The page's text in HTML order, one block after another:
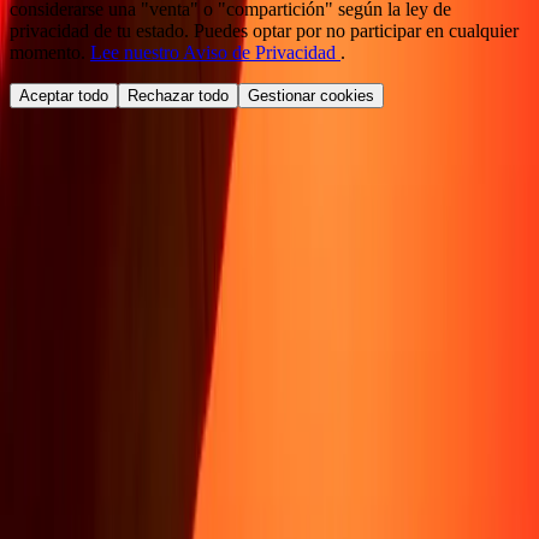
considerarse una "venta" o "compartición" según la ley de
privacidad de tu estado. Puedes optar por no participar en cualquier
momento. Lee nuestro Aviso de Privacidad .
Aceptar todo Rechazar todo Gestionar cookies